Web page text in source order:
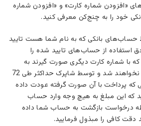
«افزودن شماره کارت» و «افزودن شماره
خود را به چنج‌کن معرفی کنید.
حساب‌های بانکی که به نام شما هست تایید
از حساب‌های تایید شده را
با شماره کارت دیگری صورت گیرند به
حساب کاربری شما اضافه نخواهند شد و توسط شاپرک حداکثر طی 72
که پرداخت با آن صورت گرفته عودت داده
که این مبلغ به هیچ وجه وارد حساب
درخواست بازگشت به حساب شما داده
کافی را مبذول فرمایید.